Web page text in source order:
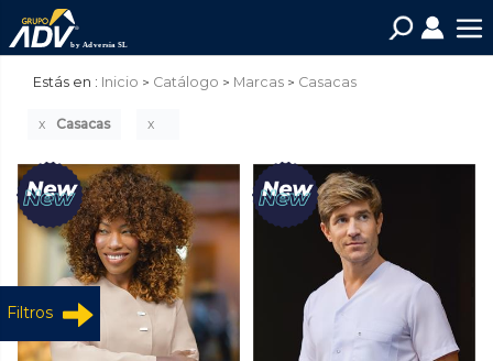
Estás en : Inicio Catálogo Marcas Casacas
Filtros
Casacas